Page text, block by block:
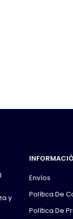
y
Envíos
Política De
Política De